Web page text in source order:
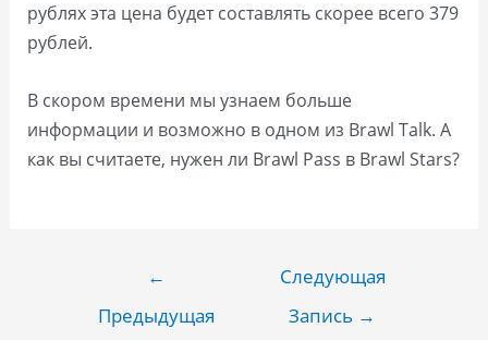
рублях эта цена будет составлять скорее всего 379
рублей.
В скором времени мы узнаем больше
информации и возможно в одном из Brawl Talk. А
как вы считаете, нужен ли Brawl Pass в Brawl Stars?
записям
←
Предыдущая
Следующая
Запись →